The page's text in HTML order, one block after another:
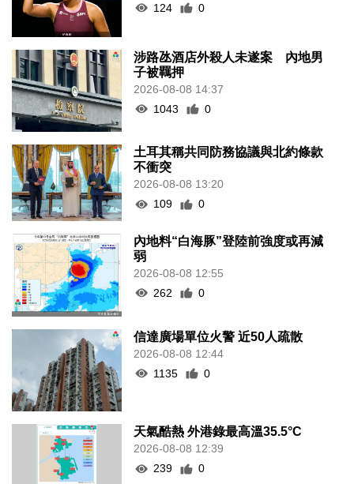
124
0
涉路氹酒店外殺人未遂案 內地男
子被羈押
2026-08-08 14:37
1043
0
土耳其稱共同防務協議與北約條款
不衝突
2026-08-08 13:20
109
0
內地料“白海豚”登陸前強度或再減
弱
2026-08-08 12:55
262
0
信達廣場單位火警 近50人疏散
2026-08-08 12:44
1135
0
天氣酷熱 外港錄最高溫35.5°C
2026-08-08 12:39
239
0